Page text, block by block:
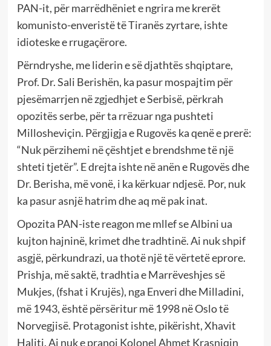
PAN-it, për marrëdhëniet e ngrira me krerët
komunisto-enveristë të Tiranës zyrtare, ishte
idioteske e rrugaçërore.
Përndryshe, me liderin e së djathtës shqiptare,
Prof. Dr. Sali Berishën, ka pasur mospajtim për
pjesëmarrjen në zgjedhjet e Serbisë, përkrah
opozitës serbe, për ta rrëzuar nga pushteti
Millosheviçin. Përgjigja e Rugovës ka qenë e prerë:
“Nuk përzihemi në çështjet e brendshme të një
shteti tjetër”. E drejta ishte në anën e Rugovës dhe
Dr. Berisha, më vonë, i ka kërkuar ndjesë. Por, nuk
ka pasur asnjë hatrim dhe aq më pak inat.
Opozita PAN-iste reagon me mllef se Albini ua
kujton hajninë, krimet dhe tradhtinë. Ai nuk shpif
asgjë, përkundrazi, ua thotë një të vërtetë eprore.
Prishja, më saktë, tradhtia e Marrëveshjes së
Mukjes, (fshat i Krujës), nga Enveri dhe Milladini,
më 1943, është përsëritur më 1998 në Oslo të
Norvegjisë. Protagonist ishte, pikërisht, Xhavit
Haliti. Ai nuk e pranoi Kolonel Ahmet Krasniqin